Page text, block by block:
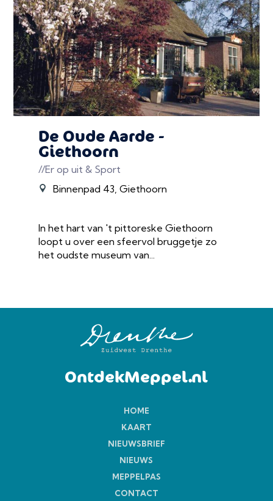
De Oude Aarde -
Giethoorn
//Er op uit & Sport
Binnenpad 43, Giethoorn
In het hart van 't pittoreske Giethoorn
loopt u over een sfeervol bruggetje zo
het oudste museum van...
OntdekMeppel.nl
HOME
KAART
NIEUWSBRIEF
NIEUWS
MEPPELPAS
CONTACT